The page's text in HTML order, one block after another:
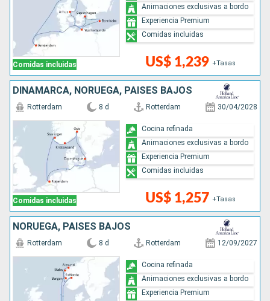
Comidas incluidas US$ 1,239 +Tasas
Animaciones exclusivas a bordo
Experiencia Premium
Comidas incluidas
DINAMARCA, NORUEGA, PAISES BAJOS
Comidas incluidas
Rotterdam 8 d Rotterdam 30/04/2028
US$ 1,257 +Tasas
Cocina refinada
Animaciones exclusivas a bordo
Experiencia Premium
Comidas incluidas
NORUEGA, PAISES BAJOS
Rotterdam 8 d Rotterdam 12/09/2027
Cocina refinada
Animaciones exclusivas a bordo
Experiencia Premium